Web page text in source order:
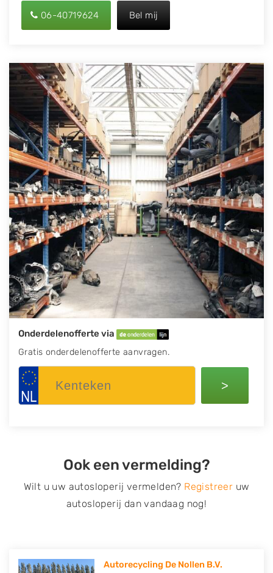
06-40719624 Bel mij
Onderdelenofferte via
Gratis onderdelenofferte aanvragen.
>
Ook een vermelding?
Wilt u uw autosloperij vermelden? Registreer uw
autosloperij dan vandaag nog!
Autorecycling De Nollen B.V.